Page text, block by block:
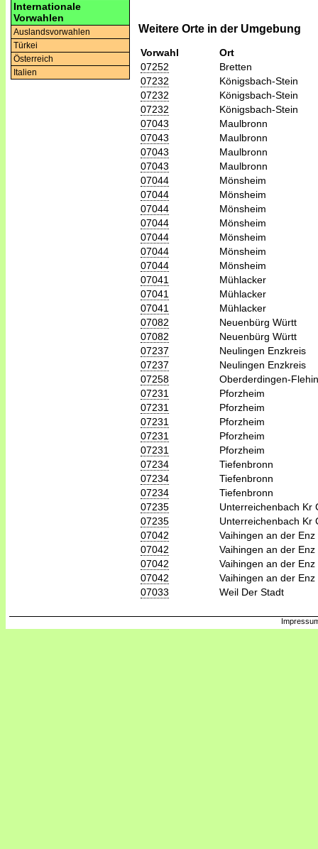
Internationale
Vorwahlen
Auslandsvorwahlen
Türkei
Österreich
Italien
Weitere Orte in der Umgebung
Vorwahl
Ort
07252
Bretten
07232
Königsbach-Stein
07232
Königsbach-Stein
07232
Königsbach-Stein
07043
Maulbronn
07043
Maulbronn
07043
Maulbronn
07043
Maulbronn
07044
Mönsheim
07044
Mönsheim
07044
Mönsheim
07044
Mönsheim
07044
Mönsheim
07044
Mönsheim
07044
Mönsheim
07041
Mühlacker
07041
Mühlacker
07041
Mühlacker
07082
Neuenbürg Württ
07082
Neuenbürg Württ
07237
Neulingen Enzkreis
07237
Neulingen Enzkreis
07258
Oberderdingen-
07231
Pforzheim
07231
Pforzheim
07231
Pforzheim
07231
Pforzheim
07231
Pforzheim
07234
Tiefenbronn
07234
Tiefenbronn
07234
Tiefenbronn
07235
Unterreichenbach Kr
07235
Unterreichenbach Kr
07042
Vaihingen an der Enz
07042
Vaihingen an der Enz
07042
Vaihingen an der Enz
07042
Vaihingen an der Enz
07033
Weil Der Stadt